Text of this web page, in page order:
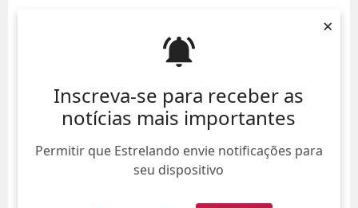
Inscreva-se para receber as
notícias mais importantes
Permitir que Estrelando envie notificações para
seu dispositivo
×